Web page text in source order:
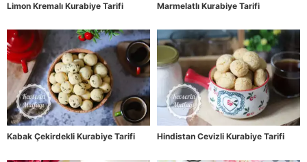
Limon Kremalı Kurabiye Tarifi Marmelatlı Kurabiye Tarifi
Kabak Çekirdekli Kurabiye Tarifi Hindistan Cevizli Kurabiye Tarifi